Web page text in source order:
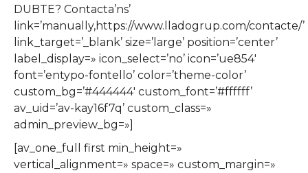
DUBTE? Contacta’ns’
link=’manually,https://www.lladogrup.com/contacte/’
link_target=’_blank’ size=’large’ position=’center’
label_display=» icon_select=’no’ icon=’ue854′
font=’entypo-fontello’ color=’theme-color’
custom_bg=’#444444′ custom_font=’#ffffff’
av_uid=’av-kay16f7q’ custom_class=»
admin_preview_bg=»]
[av_one_full first min_height=»
vertical_alignment=» space=» custom_margin=»